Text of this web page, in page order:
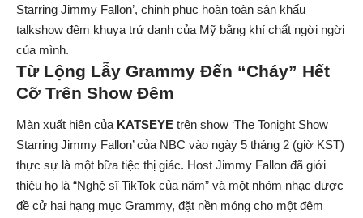
Starring Jimmy Fallon’, chinh phục hoàn toàn sân khấu
talkshow đêm khuya trứ danh của Mỹ bằng khí chất ngời ngời
của mình.
Từ Lộng Lẫy Grammy Đến “Cháy” Hết
Cỡ Trên Show Đêm
Màn xuất hiện của KATSEYE trên show ‘The Tonight Show
Starring Jimmy Fallon’ của NBC vào ngày 5 tháng 2 (giờ KST)
thực sự là một bữa tiệc thị giác. Host Jimmy Fallon đã giới
thiệu họ là “Nghệ sĩ TikTok của năm” và một nhóm nhạc được
đề cử hai hạng mục Grammy, đặt nền móng cho một đêm